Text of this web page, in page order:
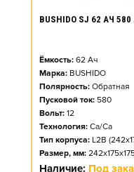
BUSHIDO SJ 62 АЧ
Ёмкость: 62 Ач
Марка: BUSHIDO
Полярность: Обратная
Пусковой ток: 580
Вольт: 12
Технология: Ca/Ca
Тип корпуса: L2B
Размер, мм:
Наличие: Под